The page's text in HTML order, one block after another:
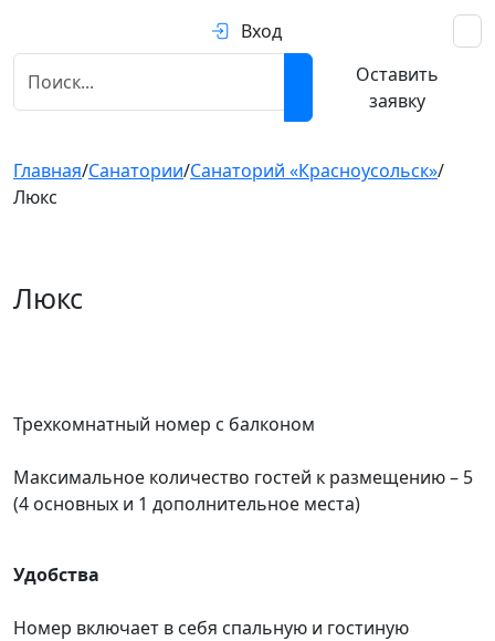
Вход
Оставить
заявку
Главная/Санатории/Санаторий «Красноусольск»/
Люкс
Люкс
Трехкомнатный номер с балконом
Максимальное количество гостей к размещению – 5
(4 основных и 1 дополнительное места)
Удобства
Номер включает в себя спальную и гостиную